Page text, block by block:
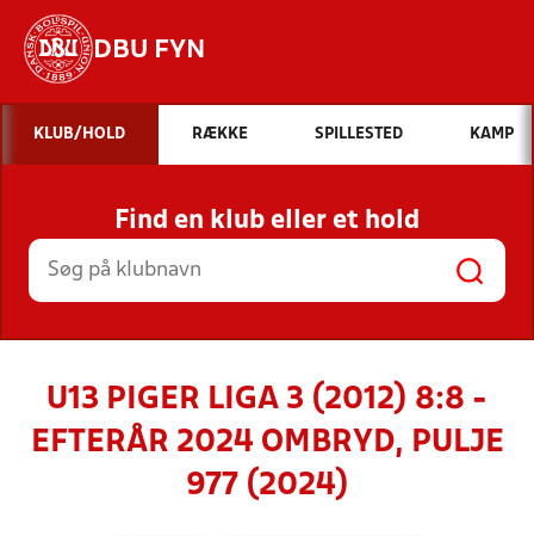
DBU FYN
Hvad vil du søge efter?
INDHOLD OG NYHEDER
STILLINGER, RESULTATER, KLUBBER OG
HOLD
KLUB/HOLD RÆKKE SPILLESTED KAMP
Find en klub eller et hold
U13 PIGER LIGA 3 (2012) 8:8 -
EFTERÅR 2024 OMBRYD, PULJE
977 (2024)